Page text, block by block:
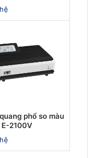
phổ so màu
2100V